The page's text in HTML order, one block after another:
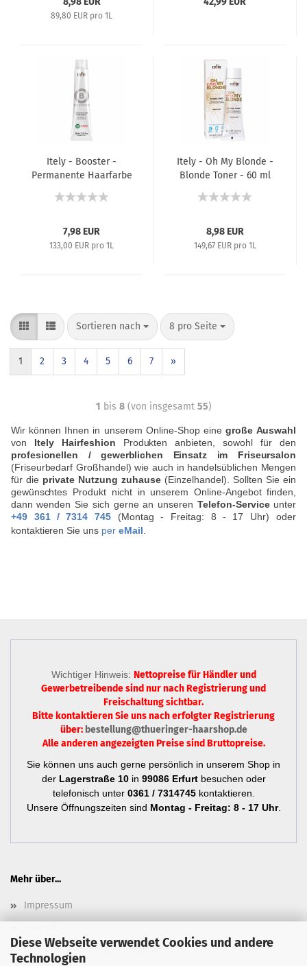
Diese Webseite verwendet Cookies und andere
Technologien
89,80 EUR pro 1L
Itely - Booster -
Permanente Haarfarbe
60 ml
7,98 EUR
133,00 EUR pro 1L
Itely - Oh My Blonde -
Blonde Toner - 60 ml
8,98 EUR
149,67 EUR pro 1L
Sortieren nach 8 pro Seite
1 2 3 4 5 6 7 »
1 bis 8(von insgesamt 55)
Wir können Ihnen in unserem Online-Shop einegroße Auswahl
von Itely Hairfeshion Produkten anbieten, sowohl für den
profesionellen / gewerblichen Einsatz im Friseursalon
(Friseurbedarf Großhandel) wie auch in handelsüblichen Mengen
für die private Nutzung zuhause(Einzelhandel). Sollten Sie ein
gewünschtes Produkt nicht in unserem Online-Angebot finden,
dann wenden Sie sich gerne an unseren Telefon-Serviceunter
+49 361 / 7314 745 (Montag - Freitag: 8 -
17 Uhr) oder
kontaktieren Sie uns pereMail
Wichtiger Hinweis: Nettopreise für Händler und
Gewerbetreibende sind nurnach Registrierungund
Freischaltung sichtbar.
Bitte kontaktieren Sie uns nach erfolgter Registrierung
über: bestellung@thueringer-haarshop.de
Alle anderen angezeigten Preise sind Bruttopreise.
Sie können uns auch gerne persönlich in unserem Shop in
der Lagerstraße 10in 99086 Erfurtbesuchen oder
telefonisch unter 0361 / 7314745kontaktieren.
Unsere Öffnungszeiten sind Montag - Freitag: 8 - 17 Uhr.
Mehr über...
Impressum
Versand- & Zahlungsbedingungen